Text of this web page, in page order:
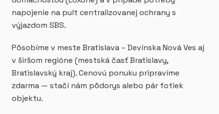
napojenie na pult centralizovanej ochrany s
výjazdom SBS.
Pôsobíme v meste Bratislava – Devínska Nová Ves aj
v širšom regióne (mestská časť Bratislavy,
Bratislavský kraj). Cenovú ponuku pripravíme
zdarma — stačí nám pôdorys alebo pár fotiek
objektu.